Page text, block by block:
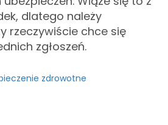
dlatego należy
rzeczywiście chce się
zgłoszeń.
zdrowotne